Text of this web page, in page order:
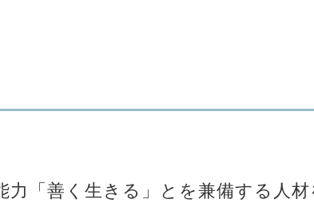
力「善く生きる」とを兼備する人